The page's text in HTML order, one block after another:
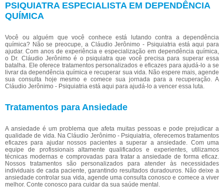
PSIQUIATRA ESPECIALISTA EM DEPENDÊNCIA
QUÍMICA
Você ou alguém que você conhece está lutando contra a dependência
química? Não se preocupe, a Cláudio Jerônimo - Psiquiatria está aqui para
ajudar. Com anos de experiência e especialização em dependência química,
o Dr. Cláudio Jerônimo é o psiquiatra que você precisa para superar essa
batalha. Ele oferece tratamentos personalizados e eficazes para ajudá-lo a se
livrar da dependência química e recuperar sua vida. Não espere mais, agende
sua consulta hoje mesmo e comece sua jornada para a recuperação. A
Cláudio Jerônimo - Psiquiatria está aqui para ajudá-lo a vencer essa luta.
Tratamentos para Ansiedade
A ansiedade é um problema que afeta muitas pessoas e pode prejudicar a
qualidade de vida. Na Cláudio Jerônimo - Psiquiatria, oferecemos tratamentos
eficazes para ajudar nossos pacientes a superar a ansiedade. Com uma
equipe de profissionais altamente qualificados e experientes, utilizamos
técnicas modernas e comprovadas para tratar a ansiedade de forma eficaz.
Nossos tratamentos são personalizados para atender às necessidades
individuais de cada paciente, garantindo resultados duradouros. Não deixe a
ansiedade controlar sua vida, agende uma consulta conosco e comece a viver
melhor. Conte conosco para cuidar da sua saúde mental.